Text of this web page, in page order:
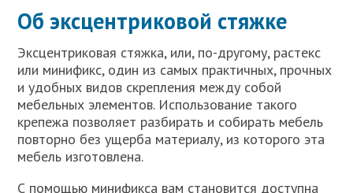
Об эксцентриковой стяжке
Эксцентриковая стяжка, или, по-другому, растекс
или минификс, один из самых практичных, прочных
и удобных видов скрепления между собой
мебельных элементов. Использование такого
крепежа позволяет разбирать и собирать мебель
повторно без ущерба материалу, из которого эта
мебель изготовлена.
С помощью минификса вам становится доступна